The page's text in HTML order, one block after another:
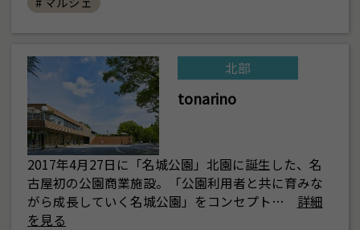
北部
tonarino
2017年4月27日に「名城公園」北園に誕生した、名
古屋初の公園商業施設。「公園利用者と共に育みな
がら成長していく名城公園」をコンセプト…
詳細
を見る